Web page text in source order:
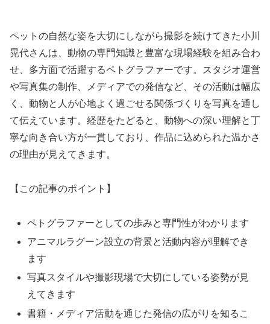
ペットの自然な姿を大切にしながら撮影を続けてきた小川
晃代さんは、動物の専門知識と豊富な現場経験を組み合わ
せ、多方面で活躍するペトグラファーです。スタジオ運営
や写真集の制作、メディアでの発信など、その活動は幅広
く、動物と人が心地よく過ごせる関係づくりを写真を通し
て伝えています。経歴をたどると、動物への深い理解と丁
寧な向き合い方が一貫しており、作品に込められた温かさ
の理由が見えてきます。
【この記事のポイント】
ペトグラファーとしての歩みと専門性がわかります
アニマルラグーン設立の背景と活動内容が理解でき
ます
写真スタイルや撮影現場で大切にしている姿勢が見
えてきます
書籍・メディア活動を通じた発信の広がりを知るこ